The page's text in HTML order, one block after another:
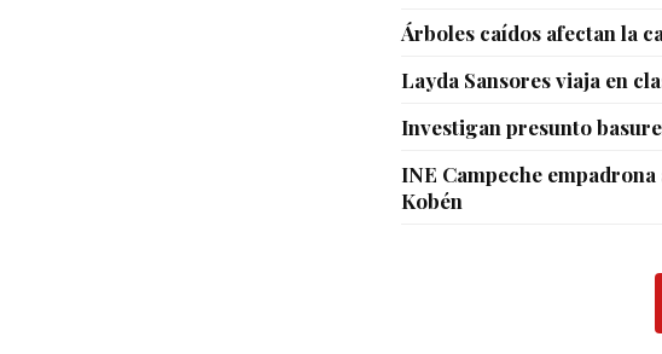
Árboles caídos afectan la
Layda Sansores viaja en
Investigan presunto
INE Campeche
Kobén